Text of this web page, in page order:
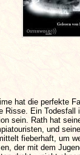
hat die perfekte
Risse. Ein Todesfall
sein. Rath hat
und
fieberhaft, um
der mit dem